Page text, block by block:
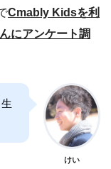
Cmably Kidsを利
にアンケート調
けい